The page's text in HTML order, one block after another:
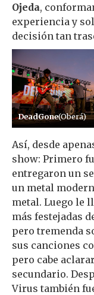
Ojeda,
experiencia y
decisión tan
DeadGone(Oberá)
Así, desde
show: Primero
entregaron un
un metal
metal. Luego le
más festejadas
pero tremenda
sus canciones
pero cabe
secundario.
Virus también